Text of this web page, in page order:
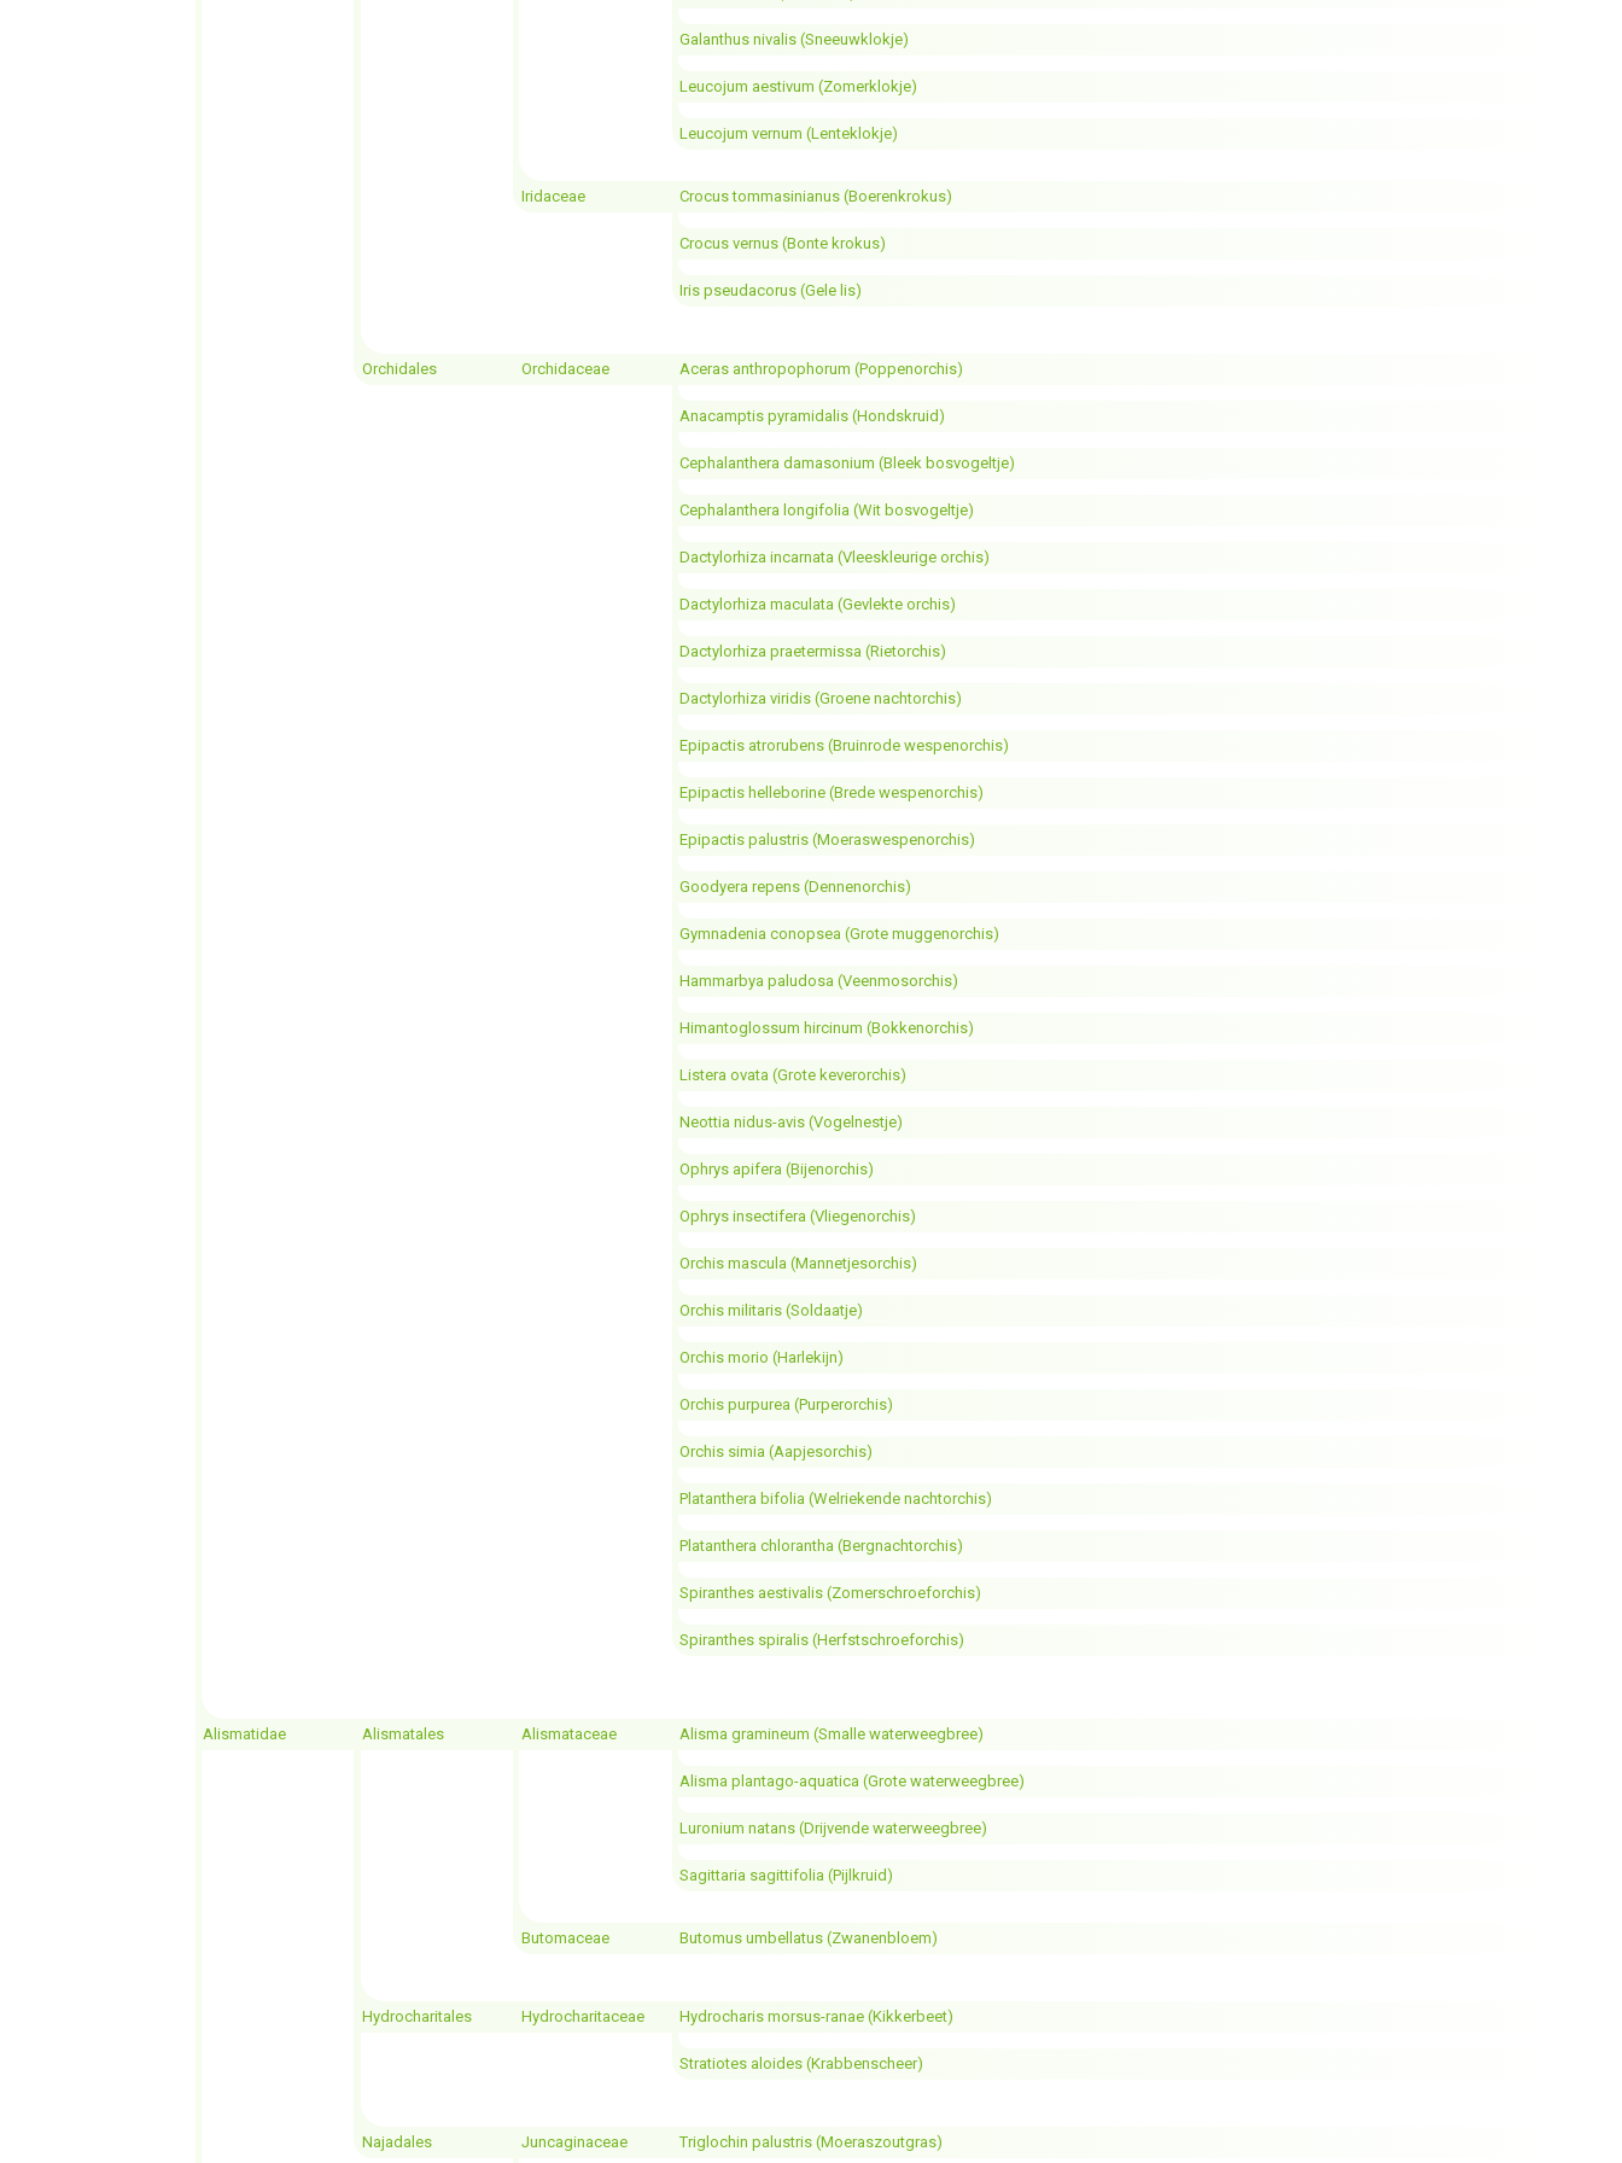
Galanthus nivalis (Sneeuwklokje)
Leucojum aestivum (Zomerklokje)
Leucojum vernum (Lenteklokje)
Iridaceae Crocus tommasinianus (Boerenkrokus)
Crocus vernus (Bonte krokus)
Iris pseudacorus (Gele lis)
Orchidales Orchidaceae Aceras anthropophorum (Poppenorchis)
Anacamptis pyramidalis (Hondskruid)
Cephalanthera damasonium (Bleek bosvogeltje)
Cephalanthera longifolia (Wit bosvogeltje)
Dactylorhiza incarnata (Vleeskleurige orchis)
Dactylorhiza maculata (Gevlekte orchis)
Dactylorhiza praetermissa (Rietorchis)
Dactylorhiza viridis (Groene nachtorchis)
Epipactis atrorubens (Bruinrode wespenorchis)
Epipactis helleborine (Brede wespenorchis)
Epipactis palustris (Moeraswespenorchis)
Goodyera repens (Dennenorchis)
Gymnadenia conopsea (Grote muggenorchis)
Hammarbya paludosa (Veenmosorchis)
Himantoglossum hircinum (Bokkenorchis)
Listera ovata (Grote keverorchis)
Neottia nidus-avis (Vogelnestje)
Ophrys apifera (Bijenorchis)
Ophrys insectifera (Vliegenorchis)
Orchis mascula (Mannetjesorchis)
Orchis militaris (Soldaatje)
Orchis morio (Harlekijn)
Orchis purpurea (Purperorchis)
Orchis simia (Aapjesorchis)
Platanthera bifolia (Welriekende nachtorchis)
Platanthera chlorantha (Bergnachtorchis)
Spiranthes aestivalis (Zomerschroeforchis)
Spiranthes spiralis (Herfstschroeforchis)
Alismatidae Alismatales Alismataceae Alisma gramineum (Smalle waterweegbree)
Alisma plantago-aquatica (Grote waterweegbree)
Luronium natans (Drijvende waterweegbree)
Sagittaria sagittifolia (Pijlkruid)
Butomaceae Butomus umbellatus (Zwanenbloem)
Hydrocharitales Hydrocharitaceae Hydrocharis morsus-ranae (Kikkerbeet)
Stratiotes aloides (Krabbenscheer)
Najadales Juncaginaceae Triglochin palustris (Moeraszoutgras)